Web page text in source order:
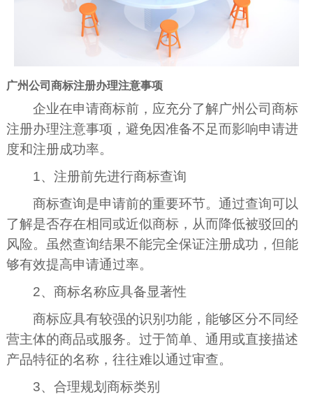
广州公司商标注册办理注意事项
企业在申请商标前，应充分了解广州公司商标
注册办理注意事项，避免因准备不足而影响申请进
度和注册成功率。
1、注册前先进行商标查询
商标查询是申请前的重要环节。通过查询可以
了解是否存在相同或近似商标，从而降低被驳回的
风险。虽然查询结果不能完全保证注册成功，但能
够有效提高申请通过率。
2、商标名称应具备显著性
商标应具有较强的识别功能，能够区分不同经
营主体的商品或服务。过于简单、通用或直接描述
产品特征的名称，往往难以通过审查。
3、合理规划商标类别